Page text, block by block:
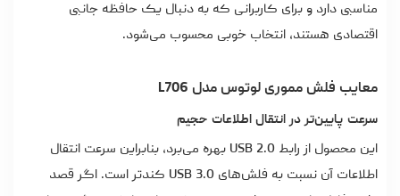
مناسبی دارد و برای کاربرانی که به دنبال یک حافظه جانبی
اقتصادی هستند، انتخاب خوبی محسوب می‌شود.
معایب فلش مموری لوتوس مدل L706
سرعت پایین‌تر در انتقال اطلاعات حجیم
این محصول از رابط USB 2.0 بهره می‌برد، بنابراین سرعت انتقال
اطلاعات آن نسبت به فلش‌های USB 3.0 کندتر است. اگر قصد